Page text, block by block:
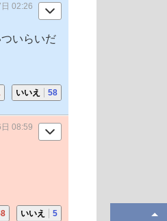
02:26
いらいだ
いいえ 58
08:59
いいえ 5